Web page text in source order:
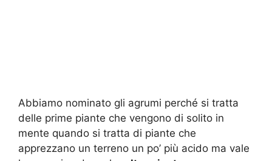
Abbiamo nominato gli agrumi perché si tratta
delle prime piante che vengono di solito in
mente quando si tratta di piante che
apprezzano un terreno un po’ più acido ma vale